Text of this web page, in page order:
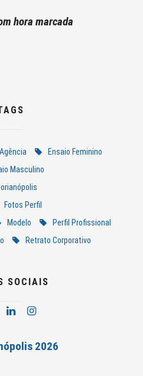
hora marcada
Ensaio Feminino
Masculino
Fotos Perfil
Modelo
Perfil Profissional
Retrato Corporativo
SOCIAIS
2026